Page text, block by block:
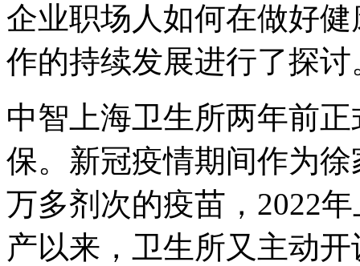
企业职场人如何在做好
作的持续发展进行了探讨
中智上海卫生所两年前
保。新冠疫情期间作为
万多剂次的疫苗，2022
产以来，卫生所又主动